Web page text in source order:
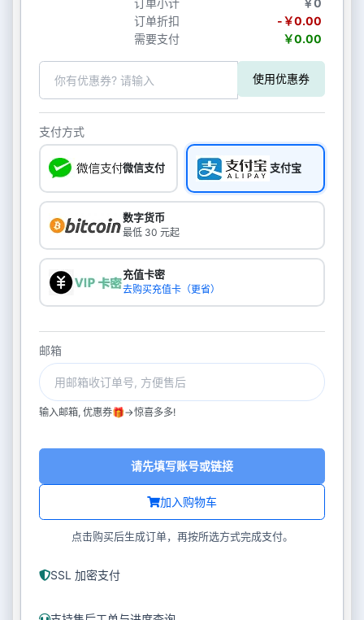
订单折扣
-￥0.00
需要支付
￥0.00
使用优惠券
支付方式
微信支付 支付宝
数字货币
最低 30 元起
充值卡密
去购买充值卡（更省）
邮箱
输入邮箱, 优惠券🎁->惊喜多多!
加入购物车
请先填写账号或链接
点击购买后生成订单，再按所选方式完成支付。
SSL 加密支付